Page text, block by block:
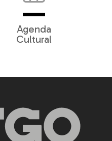
Agenda
Cultural